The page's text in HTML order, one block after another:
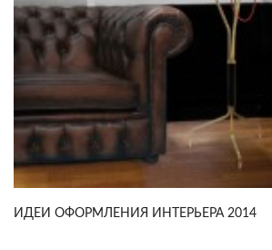
ИДЕИ ОФОРМЛЕНИЯ ИНТЕРЬЕРА 2014